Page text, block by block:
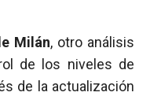
Milán, otro análisis
de los niveles de
de la actualización